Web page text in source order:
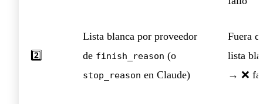
2️⃣
Lista blanca por proveedor
de finish_reason (o
stop_reason en Claude)
Fuera
lista
→ ❌